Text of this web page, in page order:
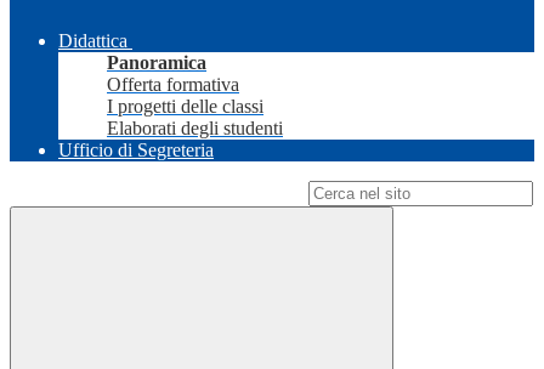
Didattica
Panoramica
Offerta formativa
I progetti delle classi
Elaborati degli studenti
Ufficio di Segreteria